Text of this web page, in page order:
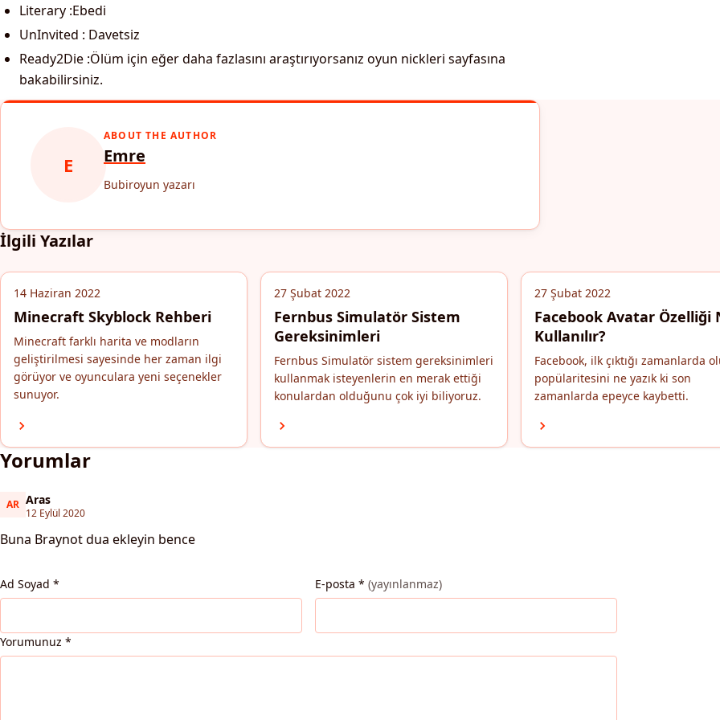
Literary :Ebedi
UnInvited : Davetsiz
Ready2Die :Ölüm için eğer daha fazlasını araştırıyorsanız oyun nickleri sayfasına
bakabilirsiniz.
E
ABOUT THE AUTHOR
Emre
Bubiroyun yazarı
İlgili Yazılar
14 Haziran 2022
Minecraft Skyblock Rehberi
Minecraft farklı harita ve modların
geliştirilmesi sayesinde her zaman ilgi
görüyor ve oyunculara yeni seçenekler
sunuyor.
27 Şubat 2022
Fernbus Simulatör Sistem
Gereksinimleri
Fernbus Simulatör sistem gereksinimleri
kullanmak isteyenlerin en merak ettiği
konulardan olduğunu çok iyi biliyoruz.
27 Şubat 2022
Facebook Avatar Özelliği
Kullanılır?
Facebook, ilk çıktığı zamanlarda
popülaritesini ne yazık ki son
zamanlarda epeyce kaybetti.
Yorumlar
ARAras
Aras
12 Eylül 2020
Buna Braynot dua ekleyin bence
Ad Soyad * E-posta * (yayınlanmaz)
Yorumunuz *